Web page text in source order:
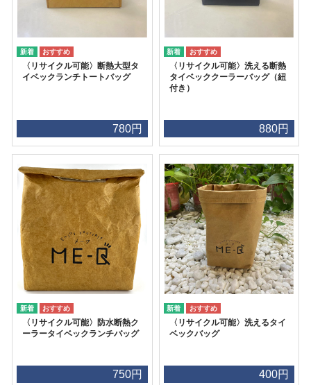
〈リサイクル可能〉断熱大型タ
イベックランチトートバッグ
780円
〈リサイクル可能〉洗える断熱
タイベッククーラーバッグ（紐
付き）
880円
〈リサイクル可能〉防水断熱ク
ーラータイベックランチバッグ
750円
〈リサイクル可能〉洗えるタイ
ベックバッグ
400円